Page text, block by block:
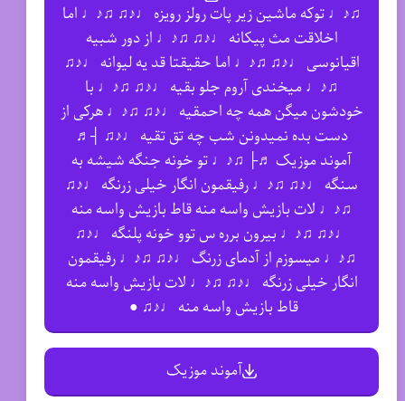
♫♪♩ توکه ماشین زیر پات رولز رویزه ♩♪♫ ♫♪♩ اما
اخلاقت مث پیکانه ♩♪♫ ♫♪♩ از دور شبیه
اقیانوسی ♩♪♫ ♫♪♩ اما حقیقتا قد یه لیوانه ♩♪♫
♫♪♩ میخندی آروم جلو بقیه ♩♪♫ ♫♪♩ با
خودشون میگن همه چه احمقیه ♩♪♫ ♫♪♩ هرکی از
دست بده نمیدونن شب چه تق تقیه ♩♪♫ ┤♬
آموند موزیک ♬├ ♫♪♩ تو خونه جنگه شیشه به
سنگه ♩♪♫ ♫♪♩ رفیقمون انگار خیلی زرنگه ♩♪♫
♫♪♩ لات بازیش واسه منه قاط بازیش واسه منه
♩♪♫ ♫♪♩ بیرون برره س توو خونه پلنگه ♩♪♫
♫♪♩ میسوزم از آدمای زرنگ ♩♪♫ ♫♪♩ رفیقمون
انگار خیلی زرنگه ♩♪♫ ♫♪♩ لات بازیش واسه منه
قاط بازیش واسه منه ♩♪♫ ●
آموند موزیک